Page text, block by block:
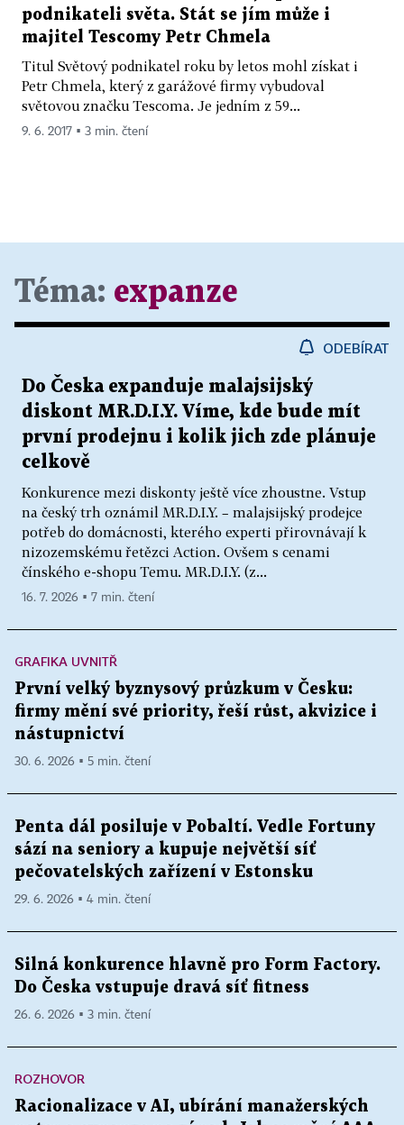
podnikateli světa. Stát se jím může i
majitel Tescomy Petr Chmela
Titul Světový podnikatel roku by letos mohl získat i
Petr Chmela, který z garážové firmy vybudoval
světovou značku Tescoma. Je jedním z 59...
9. 6. 2017 ▪ 3 min. čtení
Téma: expanze
ODEBÍRAT
Do Česka expanduje malajsijský
diskont MR.D.I.Y. Víme, kde bude mít
první prodejnu i kolik jich zde plánuje
celkově
Konkurence mezi diskonty ještě více zhoustne. Vstup
na český trh oznámil MR.D.I.Y. – malajsijský prodejce
potřeb do domácnosti, kterého experti přirovnávají k
nizozemskému řetězci Action. Ovšem s cenami
čínského e-shopu Temu. MR.D.I.Y. (z...
16. 7. 2026 ▪ 7 min. čtení
GRAFIKA UVNITŘ
První velký byznysový průzkum v Česku:
firmy mění své priority, řeší růst, akvizice i
nástupnictví
30. 6. 2026 ▪ 5 min. čtení
Penta dál posiluje v Pobaltí. Vedle Fortuny
sází na seniory a kupuje největší síť
pečovatelských zařízení v Estonsku
29. 6. 2026 ▪ 4 min. čtení
Silná konkurence hlavně pro Form Factory.
Do Česka vstupuje dravá síť fitness
26. 6. 2026 ▪ 3 min. čtení
ROZHOVOR
Racionalizace v AI, ubírání manažerských